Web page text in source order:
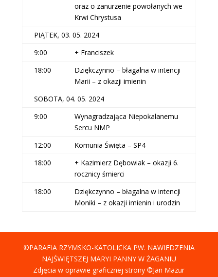
oraz o zanurzenie powołanych we
Krwi Chrystusa
PIĄTEK, 03. 05. 2024
9:00
+ Franciszek
18:00
Dziękczynno – błagalna w intencji
Marii – z okazji imienin
SOBOTA, 04. 05. 2024
9:00
Wynagradzająca Niepokalanemu
Sercu NMP
12:00
Komunia Święta – SP4
18:00
+ Kazimierz Dębowiak – okazji 6.
rocznicy śmierci
18:00
Dziękczynno – błagalna w intencji
Moniki – z okazji imienin i urodzin
©PARAFIA RZYMSKO-KATOLICKA PW. NAWIEDZENIA
NAJŚWIĘTSZEJ MARYI PANNY W ŻAGANIU
Zdjęcia w oprawie graficznej strony ©Jan Mazur